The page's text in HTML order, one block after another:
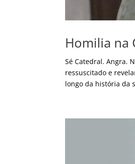
Homilia na
Sé Catedral. Angra.
ressuscitado e
longo da história da